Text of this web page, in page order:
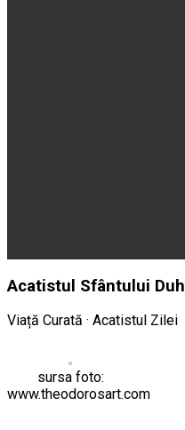
Acatistul Sfântului Duh
Viață Curată · Acatistul Zilei
sursa foto:
www.theodorosart.com